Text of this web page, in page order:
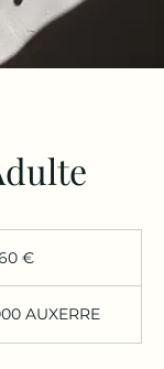
€
AUXERRE